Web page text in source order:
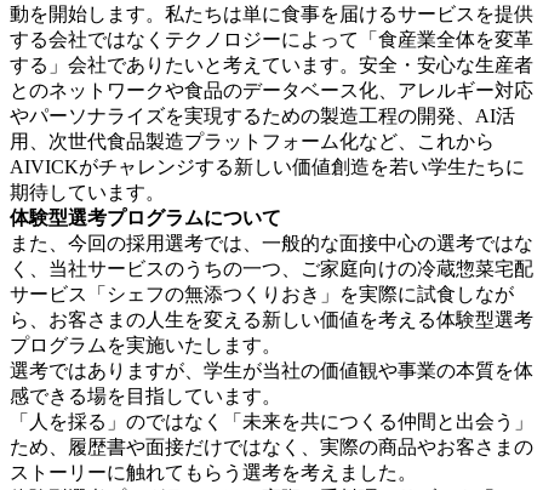
動を開始します。私たちは単に食事を届けるサービスを提供
する会社ではなくテクノロジーによって「食産業全体を変革
する」会社でありたいと考えています。安全・安心な生産者
とのネットワークや食品のデータベース化、アレルギー対応
やパーソナライズを実現するための製造工程の開発、AI活
用、次世代食品製造プラットフォーム化など、これから
AIVICKがチャレンジする新しい価値創造を若い学生たちに
期待しています。
体験型選考プログラムについて
また、今回の採用選考では、一般的な面接中心の選考ではな
く、当社サービスのうちの一つ、ご家庭向けの冷蔵惣菜宅配
サービス「シェフの無添つくりおき」を実際に試食しなが
ら、お客さまの人生を変える新しい価値を考える体験型選考
プログラムを実施いたします。
選考ではありますが、学生が当社の価値観や事業の本質を体
感できる場を目指しています。
「人を採る」のではなく「未来を共につくる仲間と出会う」
ため、履歴書や面接だけではなく、実際の商品やお客さまの
ストーリーに触れてもらう選考を考えました。